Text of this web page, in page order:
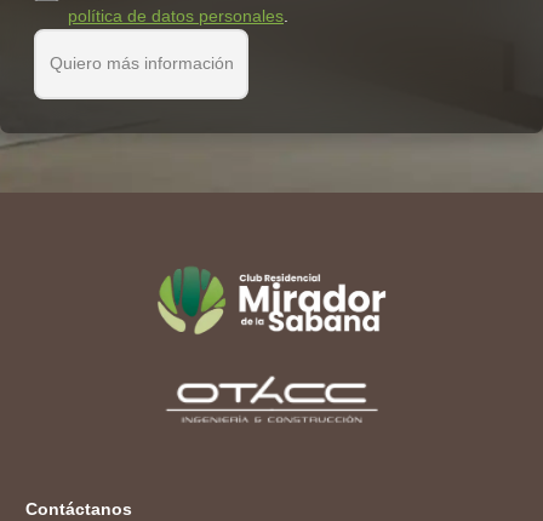
política de datos personales
Quiero más información
Contáctanos